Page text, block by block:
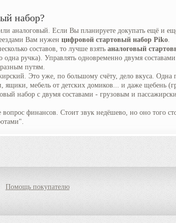
набор?
аналоговый. Если Вы планируете докупать ещё и
Вам нужен цифровой стартовый набор Piko.
составов, то лучше взять аналоговый
ручка). Управлять одновременно двумя
путям.
Это уже, по большому счёту, дело вкуса. Одна
мебель от детских домиков... и даже щебень
набор с двумя составами - грузовым и
вопрос финансов. Стоит звук недёшево, но оно того ст
Помощь покупателю